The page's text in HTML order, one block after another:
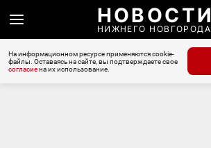
НОВОСТИ
НИЖНЕГО НОВГОРОДА
На информационном ресурсе применяются cookie-
файлы. Оставаясь на сайте, вы подтверждаете свое
согласиена их использование.